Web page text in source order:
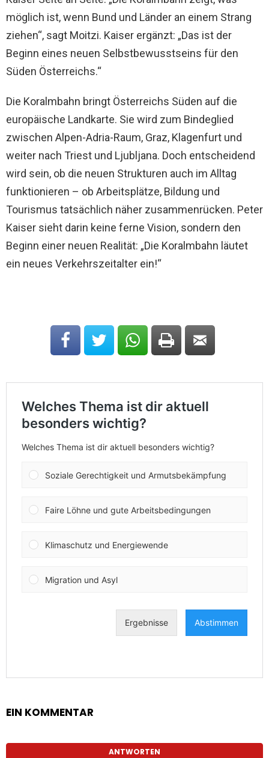
möglich ist, wenn Bund und Länder an einem Strang
ziehen“, sagt Moitzi. Kaiser ergänzt: „Das ist der
Beginn eines neuen Selbstbewusstseins für den
Süden Österreichs.“
Die Koralmbahn bringt Österreichs Süden auf die
europäische Landkarte. Sie wird zum Bindeglied
zwischen Alpen-Adria-Raum, Graz, Klagenfurt und
weiter nach Triest und Ljubljana. Doch entscheidend
wird sein, ob die neuen Strukturen auch im Alltag
funktionieren – ob Arbeitsplätze, Bildung und
Tourismus tatsächlich näher zusammenrücken. Peter
Kaiser sieht darin keine ferne Vision, sondern den
Beginn einer neuen Realität: „Die Koralmbahn läutet
ein neues Verkehrszeitalter ein!“
EIN KOMMENTAR
ANTWORTEN